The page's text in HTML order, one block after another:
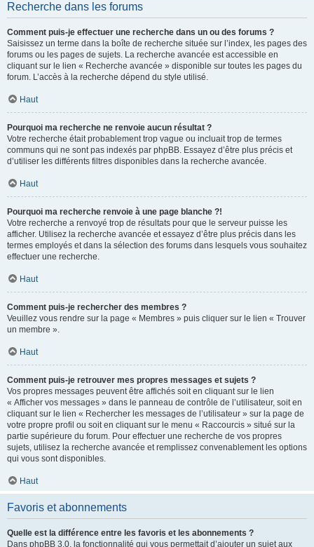
Recherche dans les forums
Comment puis-je effectuer une recherche dans un ou des forums ?
Saisissez un terme dans la boîte de recherche située sur l’index, les pages des
forums ou les pages de sujets. La recherche avancée est accessible en
cliquant sur le lien « Recherche avancée » disponible sur toutes les pages du
forum. L’accès à la recherche dépend du style utilisé.
Haut
Pourquoi ma recherche ne renvoie aucun résultat ?
Votre recherche était probablement trop vague ou incluait trop de termes
communs qui ne sont pas indexés par phpBB. Essayez d’être plus précis et
d’utiliser les différents filtres disponibles dans la recherche avancée.
Haut
Pourquoi ma recherche renvoie à une page blanche ?!
Votre recherche a renvoyé trop de résultats pour que le serveur puisse les
afficher. Utilisez la recherche avancée et essayez d’être plus précis dans les
termes employés et dans la sélection des forums dans lesquels vous souhaitez
effectuer une recherche.
Haut
Comment puis-je rechercher des membres ?
Veuillez vous rendre sur la page « Membres » puis cliquer sur le lien « Trouver
un membre ».
Haut
Comment puis-je retrouver mes propres messages et sujets ?
Vos propres messages peuvent être affichés soit en cliquant sur le lien
« Afficher vos messages » dans le panneau de contrôle de l’utilisateur, soit en
cliquant sur le lien « Rechercher les messages de l’utilisateur » sur la page de
votre propre profil ou soit en cliquant sur le menu « Raccourcis » situé sur la
partie supérieure du forum. Pour effectuer une recherche de vos propres
sujets, utilisez la recherche avancée et remplissez convenablement les options
qui vous sont disponibles.
Haut
Favoris et abonnements
Quelle est la différence entre les favoris et les abonnements ?
Dans phpBB 3.0, la fonctionnalité qui vous permettait d’ajouter un sujet aux